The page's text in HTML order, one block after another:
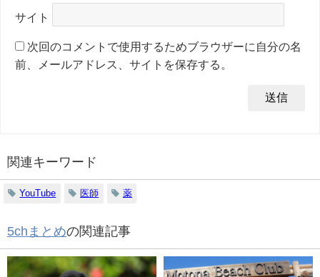
サイト
次回のコメントで使用するためブラウザーに自分の名
前、メールアドレス、サイトを保存する。
関連キーワード
YouTube 医師 薬
5chまとめの関連記事